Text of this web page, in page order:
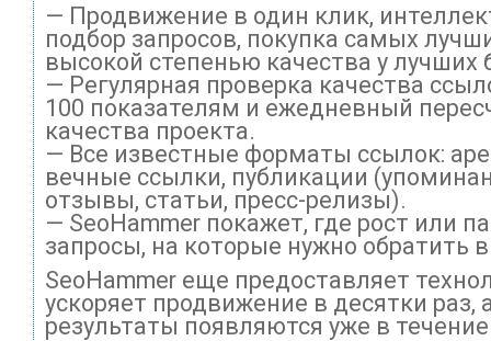
— Продвижение в один клик,
подбор запросов, покупка самых
высокой степенью качества у лучших
— Регулярная проверка качества
100 показателям и ежедневный
качества проекта.
— Все известные форматы ссылок:
вечные ссылки, публикации
отзывы, статьи, пресс-релизы).
— SeoHammer покажет, где рост или
запросы, на которые нужно обратить
SeoHammer еще предоставляет
ускоряет продвижение в десятки раз,
результаты появляются уже в